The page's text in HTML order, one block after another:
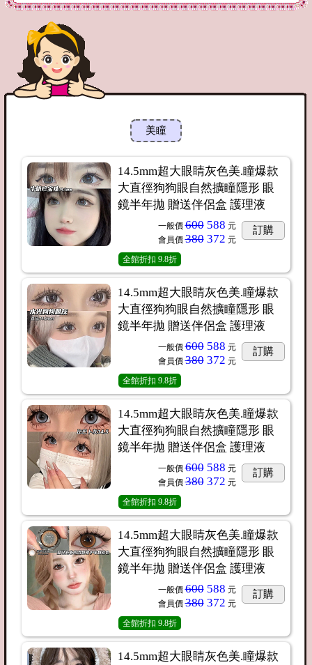
美瞳
14.5mm超大眼睛灰色美.瞳爆款
大直徑狗狗眼自然擴瞳隱形 眼
鏡半年拋 贈送伴侶盒 護理液
一般價 600588 元
會員價 380372 元
訂購
全館折扣 9.8折
14.5mm超大眼睛灰色美.瞳爆款
大直徑狗狗眼自然擴瞳隱形 眼
鏡半年拋 贈送伴侶盒 護理液
一般價 600588 元
會員價 380372 元
訂購
全館折扣 9.8折
14.5mm超大眼睛灰色美.瞳爆款
大直徑狗狗眼自然擴瞳隱形 眼
鏡半年拋 贈送伴侶盒 護理液
一般價 600588 元
會員價 380372 元
訂購
全館折扣 9.8折
14.5mm超大眼睛灰色美.瞳爆款
大直徑狗狗眼自然擴瞳隱形 眼
鏡半年拋 贈送伴侶盒 護理液
一般價 600588 元
會員價 380372 元
訂購
全館折扣 9.8折
14.5mm超大眼睛灰色美.瞳爆款